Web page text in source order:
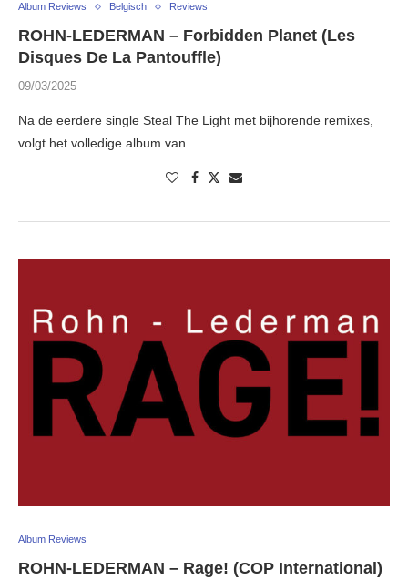
Album Reviews Belgisch Reviews
ROHN-LEDERMAN – Forbidden Planet (Les
Disques De La Pantouffle)
09/03/2025
Na de eerdere single Steal The Light met bijhorende remixes,
volgt het volledige album van …
Album Reviews
ROHN-LEDERMAN – Rage! (COP International)